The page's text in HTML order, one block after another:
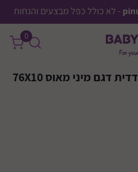
- לא כולל כפל מבצעים והנחות
0
שמיכה לעריסה טריקו דו צדדית דגם מיני מאוס 76X10